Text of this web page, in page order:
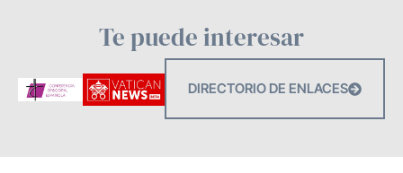
Te puede interesar
DIRECTORIO DE ENLACES